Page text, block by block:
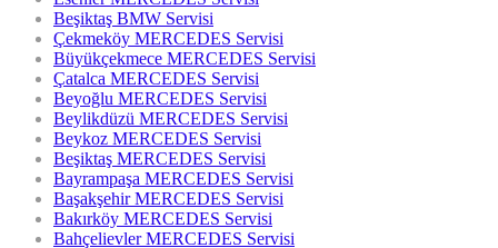
Beşiktaş BMW Servisi
Çekmeköy MERCEDES Servisi
Büyükçekmece MERCEDES Servisi
Çatalca MERCEDES Servisi
Beyoğlu MERCEDES Servisi
Beylikdüzü MERCEDES Servisi
Beykoz MERCEDES Servisi
Beşiktaş MERCEDES Servisi
Bayrampaşa MERCEDES Servisi
Başakşehir MERCEDES Servisi
Bakırköy MERCEDES Servisi
Bahçelievler MERCEDES Servisi